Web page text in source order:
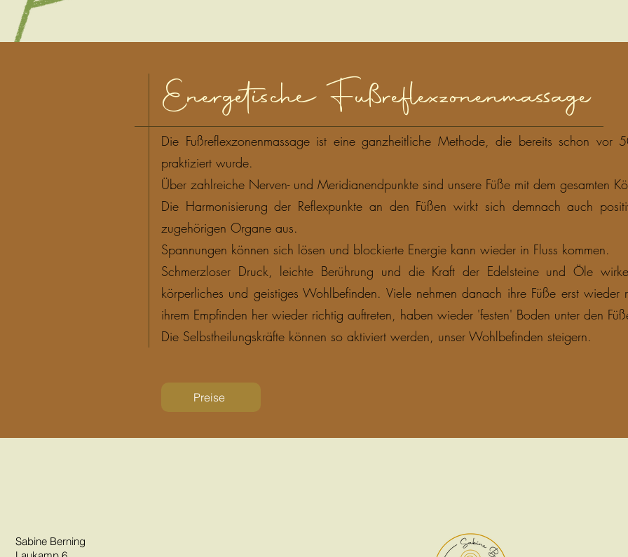
Energetische Fußreflexzonenmassage
Die Fußreflexzonenmassage ist eine ganzheitliche Methode, die bereits schon vor
praktiziert wurde.
Über zahlreiche Nerven- und Meridianendpunkte sind unsere Füße mit dem gesamten
Die Harmonisierung der Reflexpunkte an den Füßen wirkt sich demnach auch
zugehörigen Organe aus.
Spannungen können sich lösen und blockierte Energie kann wieder in Fluss kommen.
Schmerzloser Druck, leichte Berührung und die Kraft der Edelsteine und Öle
körperliches und geistiges Wohlbefinden. Viele nehmen danach ihre Füße erst
ihrem Empfinden her wieder richtig auftreten, haben wieder 'festen' Boden unter den
Die Selbstheilungskräfte können so aktiviert werden, unser Wohlbefinden steigern.
Preise
Sabine Berning